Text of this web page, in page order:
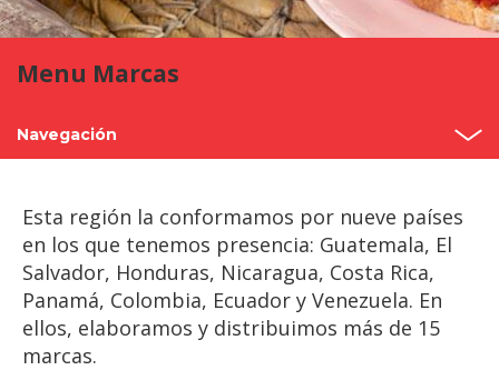
Menu Marcas
Navegación
México
Norteamérica
Centroamérica
Esta región la conformamos por nueve países
en los que tenemos presencia: Guatemala, El
Salvador, Honduras, Nicaragua, Costa Rica,
Panamá, Colombia, Ecuador y Venezuela. En
ellos, elaboramos y distribuimos más de 15
marcas.